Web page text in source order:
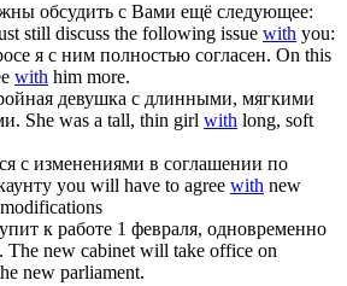
обсудить с Вами ещё следующее:
still discuss the following issue with you:
я с ним полностью согласен. On this
with him more.
девушка с длинными, мягкими
She was a tall, thin girl with long, soft
с изменениями в соглашении по
you will have to agree with new
к работе 1 февраля, одновременно
The new cabinet will take office on
new parliament.